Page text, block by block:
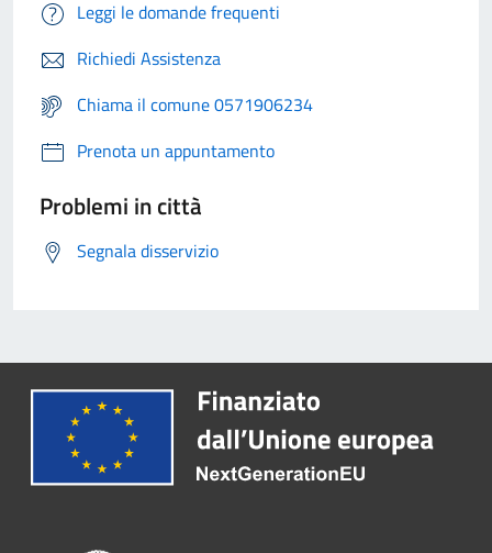
Leggi le domande frequenti
Richiedi Assistenza
Chiama il comune 0571906234
Prenota un appuntamento
Problemi in città
Segnala disservizio